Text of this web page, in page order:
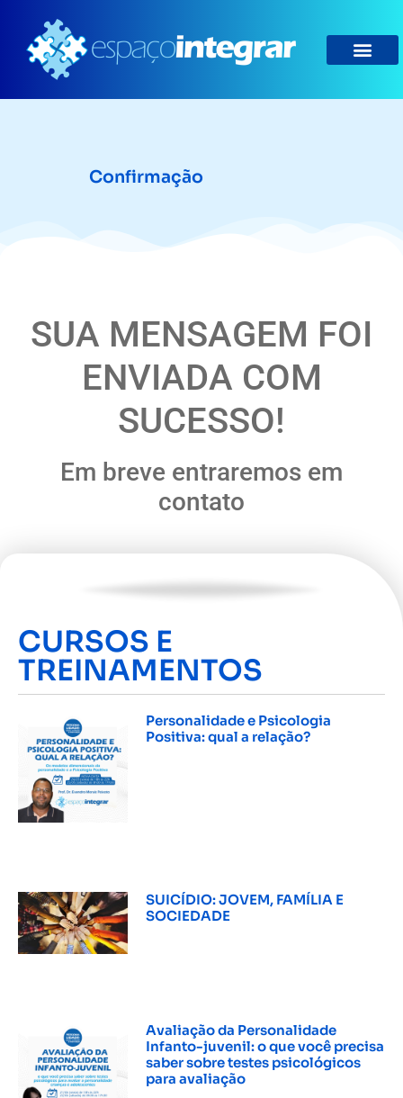
Confirmação
SUA MENSAGEM FOI
ENVIADA COM
SUCESSO!
Em breve entraremos em
contato
CURSOS E
TREINAMENTOS
Personalidade e Psicologia
Positiva: qual a relação?
SUICÍDIO: JOVEM, FAMÍLIA E
SOCIEDADE
Avaliação da Personalidade
Infanto-juvenil: o que você precisa
saber sobre testes psicológicos
para avaliação